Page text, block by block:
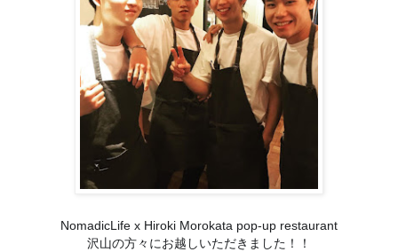
NomadicLife x Hiroki Morokata pop-up restaurant
沢山の方々にお越しいただきました！！